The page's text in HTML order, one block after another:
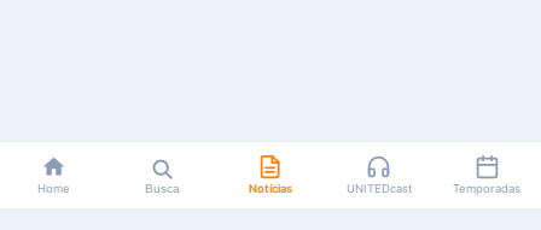
Home Busca Notícias UNITEDcast Temporadas